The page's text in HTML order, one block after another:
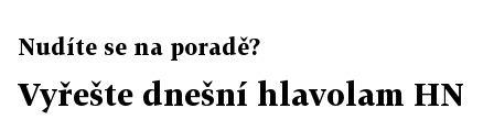
Nudíte se na poradě?
Vyřešte dnešní hlavolam HN